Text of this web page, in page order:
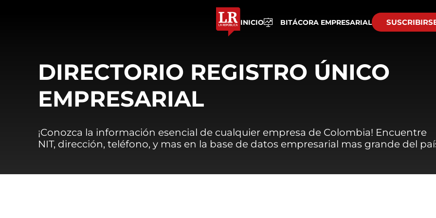
INICIO BITÁCORA EMPRESARIAL
DIRECTORIO REGISTRO ÚNICO
EMPRESARIAL
¡Conozca la información esencial de cualquier empresa de Colombia! Encuentre
NIT, dirección, teléfono, y mas en la base de datos empresarial mas grande del